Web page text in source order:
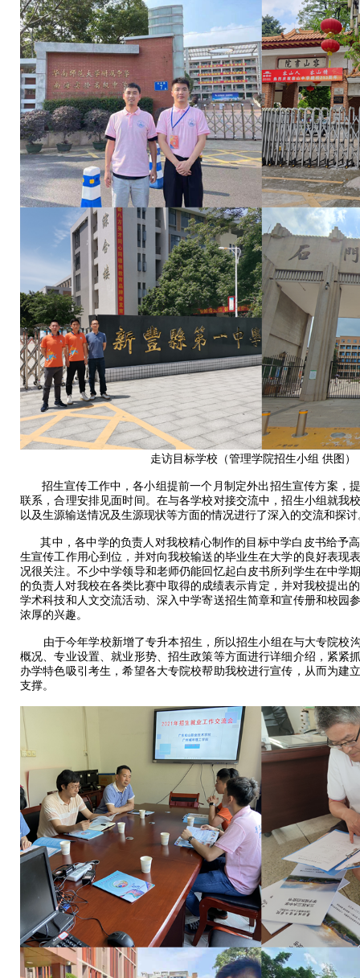
走访目标学校（管理学院招生小组 供图）
招生宣传工作中，各小组提前一个月制定外出招生宣传方案，
联系，合理安排见面时间。在与各学校对接交流中，招生小组就我
以及生源输送情况及生源现状等方面的情况进行了深入的交流和探讨
其中，各中学的负责人对我校精心制作的目标中学白皮书给予
生宣传工作用心到位，并对向我校输送的毕业生在大学的良好表现
况很关注。不少中学领导和老师仍能回忆起白皮书所列学生在中学
的负责人对我校在各类比赛中取得的成绩表示肯定，并对我校提出
学术科技和人文交流活动、深入中学寄送招生简章和宣传册和校园
浓厚的兴趣。
由于今年学校新增了专升本招生，所以招生小组在与大专院校
概况、专业设置、就业形势、招生政策等方面进行详细介绍，紧紧
办学特色吸引考生，希望各大专院校帮助我校进行宣传，从而为建
支撑。